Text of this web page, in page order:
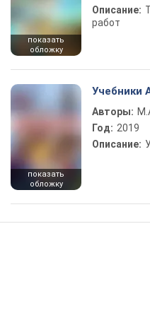
показать
обложку
Описание:
работ
показать
обложку
Учебники
Авторы:
Год: 2019
Описание: